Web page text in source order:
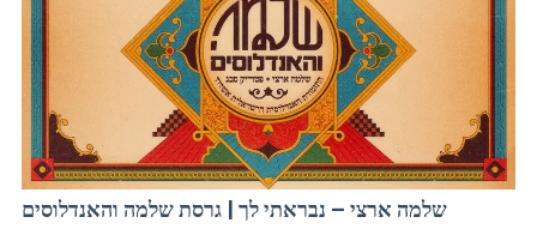
שלמה ארצי – נבראתי לך | גרסת שלמה והאנדלוסים